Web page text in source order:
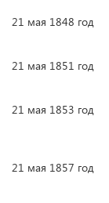
21 мая 1848 год
21 мая 1851 год
21 мая 1853 год
21 мая 1857 год